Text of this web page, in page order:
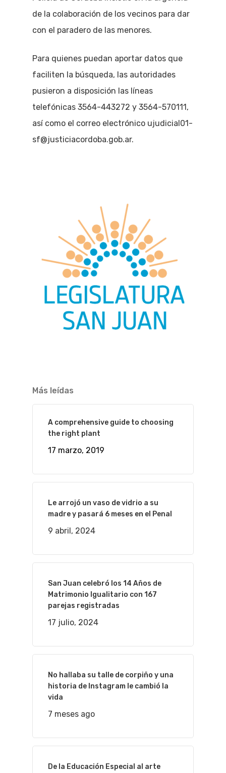
de la colaboración de los vecinos para dar
con el paradero de las menores.
Para quienes puedan aportar datos que
faciliten la búsqueda, las autoridades
pusieron a disposición las líneas
telefónicas 3564-443272 y 3564-570111,
así como el correo electrónico ujudicial01-
sf@justiciacordoba.gob.ar.
Más leídas
A comprehensive guide to choosing
the right plant
17 marzo, 2019
Le arrojó un vaso de vidrio a su
madre y pasará 6 meses en el Penal
9 abril, 2024
San Juan celebró los 14 Años de
Matrimonio Igualitario con 167
parejas registradas
17 julio, 2024
No hallaba su talle de corpiño y una
historia de Instagram le cambió la
vida
7 meses ago
De la Educación Especial al arte